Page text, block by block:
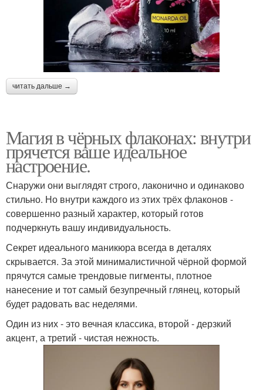
читать дальше →
Магия в чёрных флаконах: внутри
прячется ваше идеальное
настроение.
Снаружи они выглядят строго, лаконично и одинаково
стильно. Но внутри каждого из этих трёх флаконов -
совершенно разный характер, который готов
подчеркнуть вашу индивидуальность.
Секрет идеального маникюра всегда в деталях
скрывается. За этой минималистичной чёрной формой
прячутся самые трендовые пигменты, плотное
нанесение и тот самый безупречный глянец, который
будет радовать вас неделями.
Один из них - это вечная классика, второй - дерзкий
акцент, а третий - чистая нежность.